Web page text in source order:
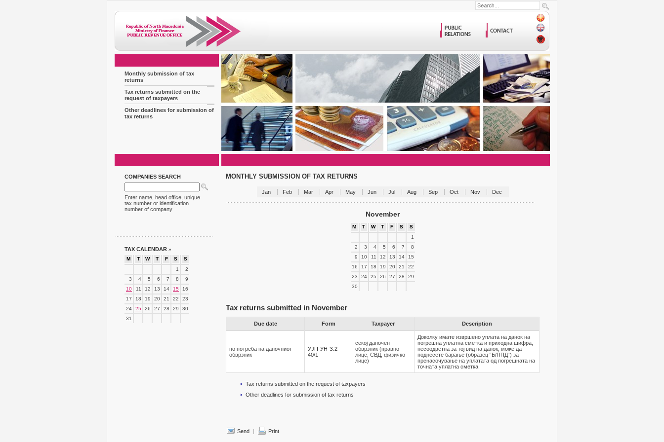
Monthly submission of tax
returns
Tax returns submitted on the
request of taxpayers
Other deadlines for submission of
tax returns
COMPANIES SEARCH
Enter name, head office, unique
tax number or identification
number of company
TAX CALENDAR »
M T W T F S
S
1
2
3
4 5 6 7 8
9
10
11 12 13 14 15
16
17
18 19 20 21 22
23
24
25 26 27 28 29
30
31
MONTHLY SUBMISSION OF TAX RETURNS
Jan Feb Mar Apr May Jun Jul Aug Sep Oct Nov Dec
November
M T W T F S
S
1
2
3 4 5 6 7
8
9
10 11 12 13 14
15
16
17 18 19 20 21
22
23
24 25 26 27 28
29
30
Tax returns submitted in November
Due date Form Taxpayer Description
по потреба на даночниот
обврзник
УЈП-УН-З.2-
40/1
секој даночен
обврзник (правно
лице, СВД, физичко
лице)
Доколку имате извршено уплата на данок на
погрешна уплатна сметка и приходна шифра,
несоодветна за тој вид на данок, може да
поднесете барање (образец “Б/ППД“) за
пренасочување на уплатата од погрешната на
точната уплатна сметка.
Tax returns submitted on the request of taxpayers
Other deadlines for submission of tax returns
Send | Print